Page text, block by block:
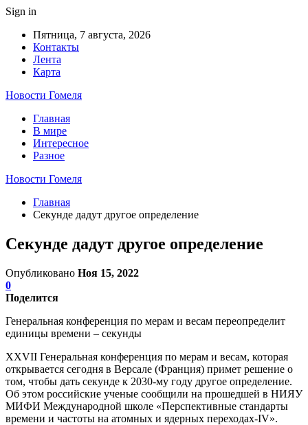
Sign in
Пятница, 7 августа, 2026
Контакты
Лента
Карта
Новости Гомеля
Главная
В мире
Интересное
Разное
Новости Гомеля
Главная
Секунде дадут другое определение
Секунде дадут другое определение
Опубликовано Ноя 15, 2022
0
Поделится
Генеральная конференция по мерам и весам переопределит
единицы времени – секунды
XXVII Генеральная конференция по мерам и весам, которая
открывается сегодня в Версале (Франция) примет решение о
том, чтобы дать секунде к 2030-му году другое определение.
Об этом российские ученые сообщили на прошедшей в НИЯУ
МИФИ Международной школе «Перспективные стандарты
времени и частоты на атомных и ядерных переходах-IV».